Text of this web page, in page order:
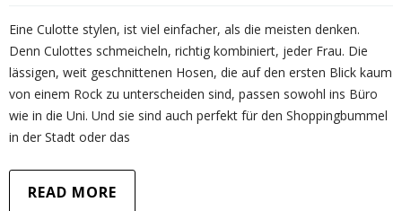
Eine Culotte stylen, ist viel einfacher, als die meisten denken.
Denn Culottes schmeicheln, richtig kombiniert, jeder Frau. Die
lässigen, weit geschnittenen Hosen, die auf den ersten Blick kaum
von einem Rock zu unterscheiden sind, passen sowohl ins Büro
wie in die Uni. Und sie sind auch perfekt für den Shoppingbummel
in der Stadt oder das
READ MORE